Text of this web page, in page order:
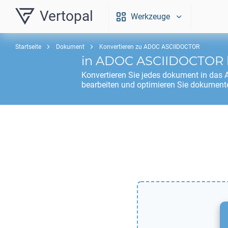
Vertopal Werkzeuge
Startseite Dokument Konvertieren zu ADOC ASCIIDOCTOR
in ADOC ASCIIDOCTOR
Konvertieren Sie jedes dokument in das
bearbeiten und optimieren Sie